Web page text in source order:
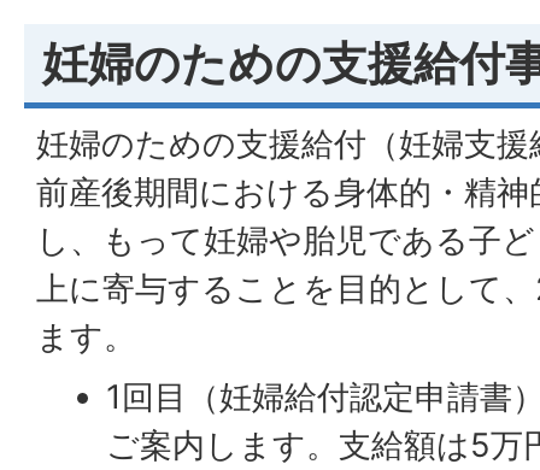
妊婦のための支援給付
妊婦のための支援給付（妊婦支
前産後期間における身体的・精
し、もって妊婦や胎児である子
上に寄与することを目的として
ます。
1回目（妊婦給付認定申請書
ご案内します。支給額は5万